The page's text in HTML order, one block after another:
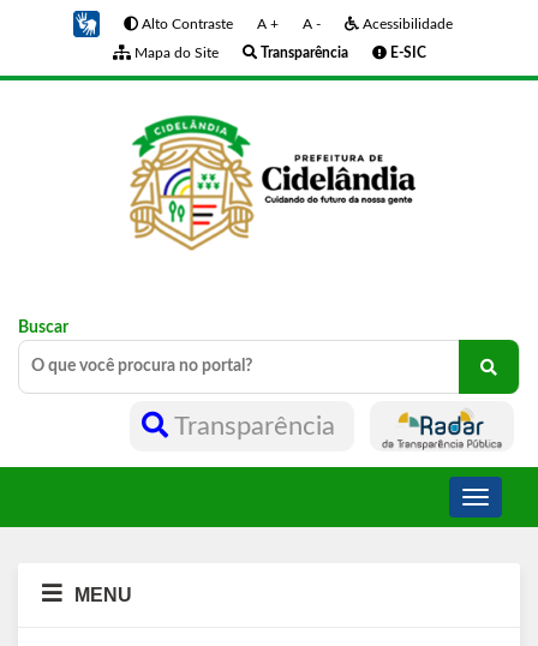
Alto Contraste A + A -
Acessibilidade
Mapa do Site
Transparência E-SIC
Buscar
Transparência
Toggle
MENU